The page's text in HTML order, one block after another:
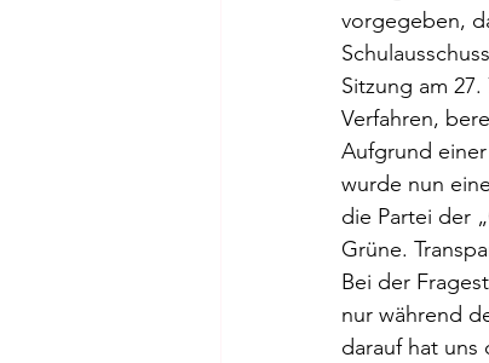
vorgegeben,
Sitzung am
Verfahren,
Aufgrund
wurde nun
die Partei der
Grüne.
Bei der
nur während
darauf hat